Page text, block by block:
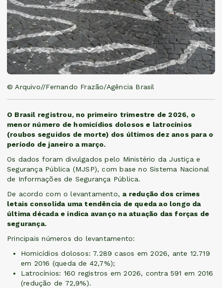
© Arquivo//Fernando Frazão/Agência Brasil
O Brasil registrou, no primeiro trimestre de 2026, o
menor número de homicídios dolosos e latrocínios
(roubos seguidos de morte) dos últimos dez anos para o
período de janeiro a março.
Os dados foram divulgados pelo Ministério da Justiça e
Segurança Pública (MJSP), com base no Sistema Nacional
de Informações de Segurança Pública.
De acordo com o levantamento,a redução dos crimes
letais consolida uma tendência de queda ao longo da
última década e indica avanço na atuação das forças de
segurança.
Principais números do levantamento:
Homicídios dolosos: 7.289 casos em 2026, ante 12.719
em 2016 (queda de 42,7%);
Latrocínios: 160 registros em 2026, contra 591 em 2016
(redução de 72,9%).